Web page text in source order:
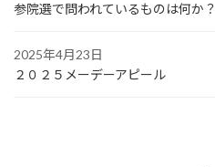
参院選で問われているものは何か？
2025年4月23日
２０２５メーデーアピール